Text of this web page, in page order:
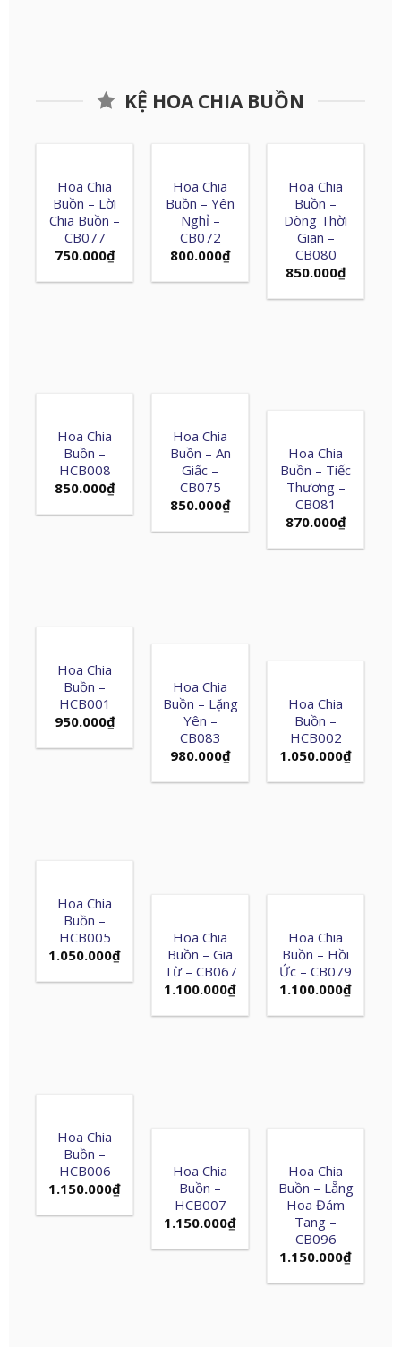
KỆ HOA CHIA BUỒN
Hoa Chia
Buồn – Lời
Chia Buồn –
CB077
750.000₫
Hoa Chia
Buồn – Yên
Nghỉ –
CB072
800.000₫
Hoa Chia
Buồn –
Dòng Thời
Gian –
CB080
850.000₫
Hoa Chia
Buồn –
HCB008
850.000₫
Hoa Chia
Buồn – An
Giấc –
CB075
850.000₫
Hoa Chia
Buồn – Tiếc
Thương –
CB081
870.000₫
Hoa Chia
Buồn –
HCB001
950.000₫
Hoa Chia
Buồn – Lặng
Yên –
CB083
980.000₫
Hoa Chia
Buồn –
HCB002
1.050.000₫
Hoa Chia
Buồn –
HCB005
1.050.000₫
Hoa Chia
Buồn – Giã
Từ – CB067
1.100.000₫
Hoa Chia
Buồn – Hồi
Ức – CB079
1.100.000₫
Hoa Chia
Buồn –
HCB006
1.150.000₫
Hoa Chia
Buồn –
HCB007
1.150.000₫
Hoa Chia
Buồn – Lẵng
Hoa Đám
Tang –
CB096
1.150.000₫